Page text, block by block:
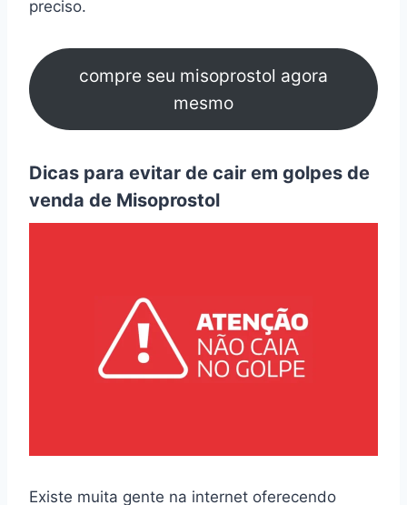
preciso.
compre seu misoprostol agora
mesmo
Dicas para evitar de cair em golpes de
venda de Misoprostol
Existe muita gente na internet oferecendo